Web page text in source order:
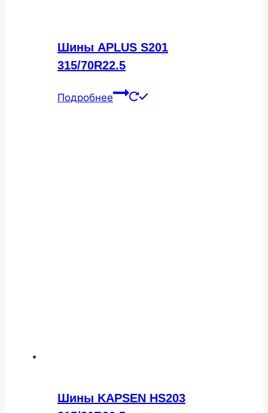
Шины APLUS S201
315/70R22.5
Подробнее
Шины KAPSEN HS203